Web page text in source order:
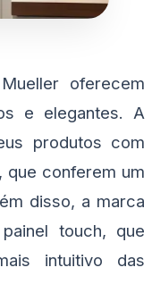
oferecem
e elegantes. A
produtos com
que conferem um
disso, a marca
touch, que
intuitivo das